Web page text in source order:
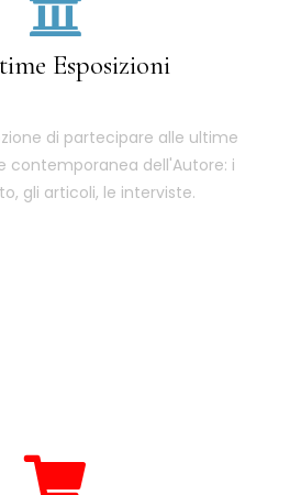
Esposizioni
di partecipare alle ultime
contemporanea dell'Autore: i
gli articoli, le interviste.